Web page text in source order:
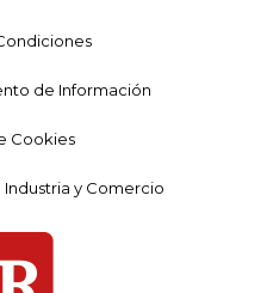
de Información
Cookies
y Comercio